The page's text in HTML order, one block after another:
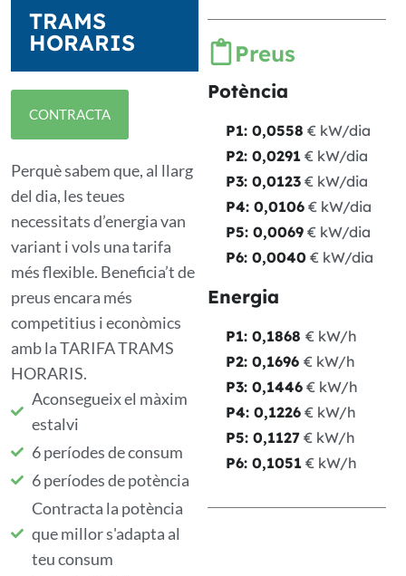
TRAMS
HORARIS
CONTRACTA
Perquè sabem que, al llarg
del dia, les teues
necessitats d’energia van
variant i vols una tarifa
més flexible. Beneficia’t de
preus encara més
competitius i econòmics
amb la TARIFA TRAMS
HORARIS.
Aconsegueix el màxim
estalvi
6 períodes de consum
6 períodes de potència
Contracta la potència
que millor s'adapta al
teu consum
Preus
Potència
P1: 0,0558 € kW/dia
P2: 0,0291€ kW/dia
P3: 0,0123€ kW/dia
P4: 0,0106€ kW/dia
P5: 0,0069€ kW/dia
P6: 0,0040€ kW/dia
Energia
P1: 0,1868 € kW/h
P2: 0,1696 € kW/h
P3: 0,1446€ kW/h
P4: 0,1226€ kW/h
P5: 0,1127€ kW/h
P6: 0,1051€ kW/h